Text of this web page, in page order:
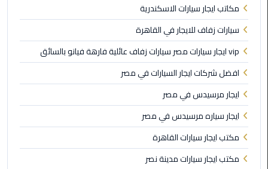
شركات
تأجير
سيارات
في
الاسكندرية
ليموزين
مطار
القاهرة
الدولي
مكاتب ايجار سيارات الاسكندرية
سيارات زفاف للايجار في القاهرة
vip ايجار سيارات مصر سيارات زفاف عائلية فارهة فيانو بالسائق
افضل شركات ايجار السيارات في مصر
ايجار مرسيدس في مصر
ايجار سياره مرسيدس في مصر
مكتب ايجار سيارات القاهرة
مكتب ايجار سيارات مدينة نصر